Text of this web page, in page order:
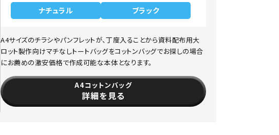
ナチュラル ブラック
A4サイズのチラシやパンフレットが、丁度入ることから資料配布用大
ロット製作向けマチなしトートバッグをコットンバッグでお探しの場合
にお薦めの激安価格で作成可能な本体となります。
A4コットンバッグ
詳細を見る